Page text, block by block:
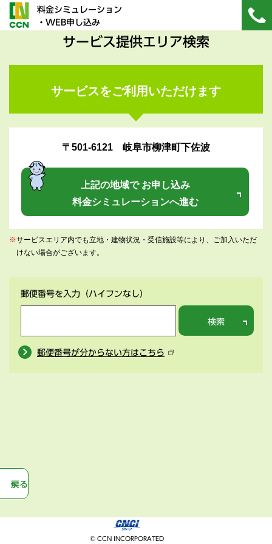
料金シミュレーション
・WEB申し込み
サービス提供エリア検索
サービスをご利用いただけます
〒501-6121 岐阜市柳津町下佐波
上記の地域で お申し込み
料金シミュレーションへ進む
※サービスエリア内でも立地・建物状況・受信施設等により、ご加入いただ
けない場合がございます。
郵便番号を入力 （ハイフンなし）
検索
郵便番号が分からない方はこちら
戻る
© CCN INCORPORATED